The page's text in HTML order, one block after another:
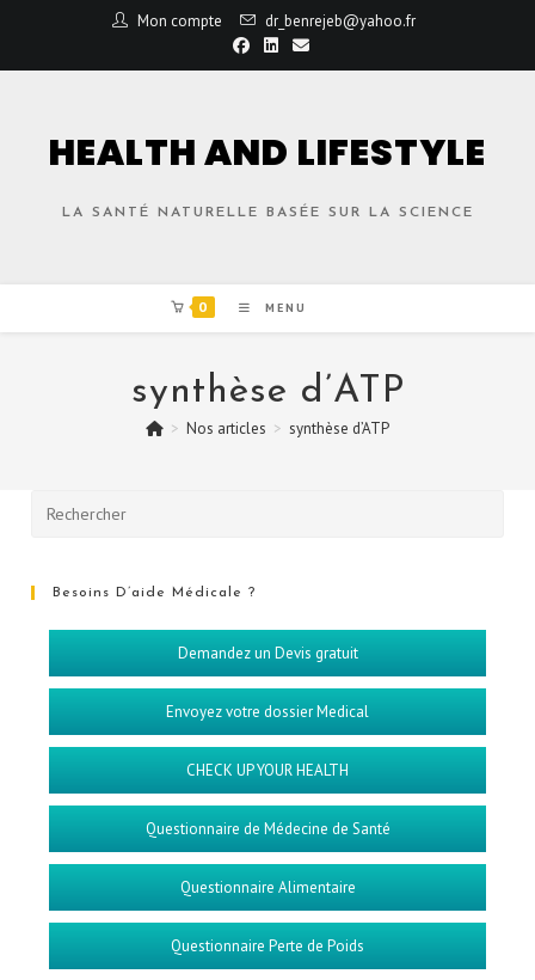
Mon compte dr_benrejeb@yahoo.fr
HEALTH AND LIFESTYLE
LA SANTÉ NATURELLE BASÉE SUR LA SCIENCE
0 MENU
synthèse d’ATP
> Nos articles > synthèse d’ATP
Besoins D’aide Médicale ?
Demandez un Devis gratuit
Envoyez votre dossier Medical
CHECK UP YOUR HEALTH
Questionnaire de Médecine de Santé
Questionnaire Alimentaire
Questionnaire Perte de Poids